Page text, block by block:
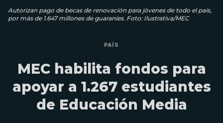
Autorizan pago de becas de renovación para jóvenes de todo el país,
por más de 1.647 millones de guaraníes. Foto: Ilustrativa/MEC
PAÍS
MEC habilita fondos para
apoyar a 1.267 estudiantes
de Educación Media